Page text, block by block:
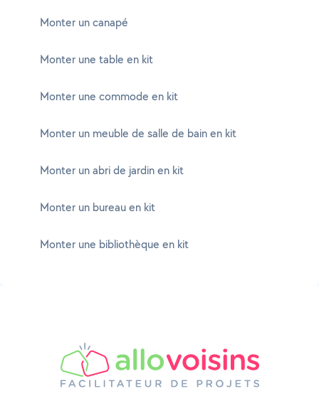
Monter un canapé
Monter une table en kit
Monter une commode en kit
Monter un meuble de salle de bain en kit
Monter un abri de jardin en kit
Monter un bureau en kit
Monter une bibliothèque en kit